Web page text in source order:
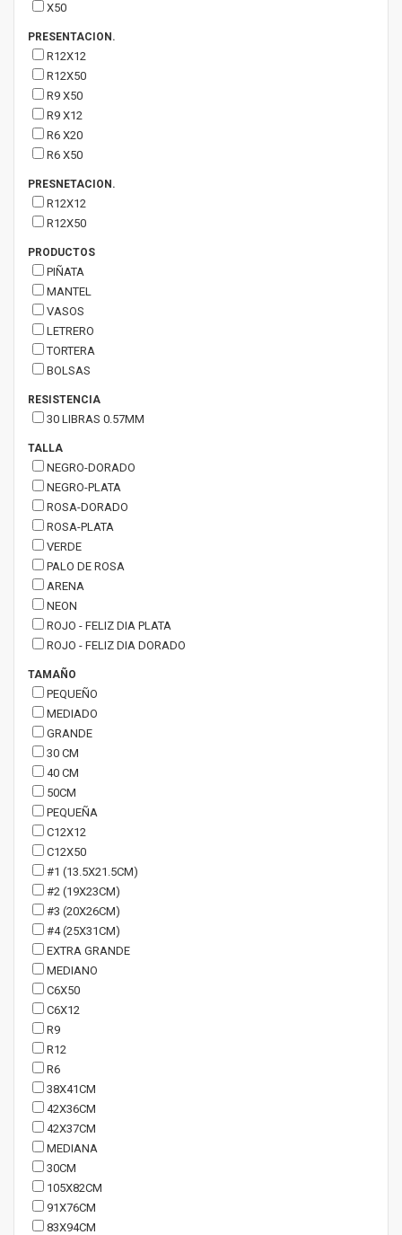
X50
PRESENTACION.
R12X12
R12X50
R9 X50
R9 X12
R6 X20
R6 X50
PRESNETACION.
R12X12
R12X50
PRODUCTOS
PIÑATA
MANTEL
VASOS
LETRERO
TORTERA
BOLSAS
RESISTENCIA
30 LIBRAS 0.57MM
TALLA
NEGRO-DORADO
NEGRO-PLATA
ROSA-DORADO
ROSA-PLATA
VERDE
PALO DE ROSA
ARENA
NEON
ROJO - FELIZ DIA PLATA
ROJO - FELIZ DIA DORADO
TAMAÑO
PEQUEÑO
MEDIADO
GRANDE
30 CM
40 CM
50CM
PEQUEÑA
C12X12
C12X50
#1 (13.5X21.5CM)
#2 (19X23CM)
#3 (20X26CM)
#4 (25X31CM)
EXTRA GRANDE
MEDIANO
C6X50
C6X12
R9
R12
R6
38X41CM
42X36CM
42X37CM
MEDIANA
30CM
105X82CM
91X76CM
83X94CM